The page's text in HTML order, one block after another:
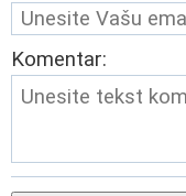
Komentar: